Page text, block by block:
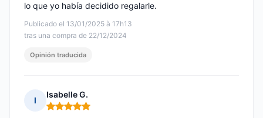
Publicado el 13/01/2025 à 17h13
tras una compra de 22/12/2024
lo que yo había decidido regalarle.
Opinión traducida
I
Isabelle G.
Nota: 5 de 5